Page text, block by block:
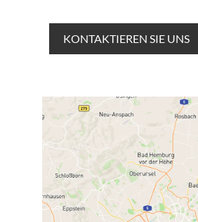
KONTAKTIEREN SIE UNS